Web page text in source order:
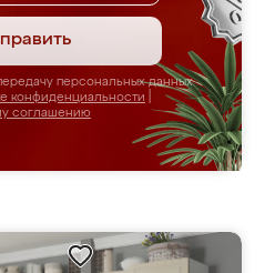
персональных данных
конфиденциальности
соглашению